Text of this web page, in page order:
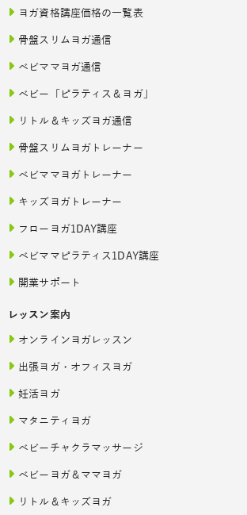
ヨガ資格講座価格の一覧表
骨盤スリムヨガ通信
ベビママヨガ通信
ベビー「ピラティス＆ヨガ」
リトル＆キッズヨガ通信
骨盤スリムヨガトレーナー
ベビママヨガトレーナー
キッズヨガトレーナー
フローヨガ1DAY講座
ベビママピラティス1DAY講座
開業サポート
レッスン案内
オンラインヨガレッスン
出張ヨガ・オフィスヨガ
妊活ヨガ
マタニティヨガ
ベビーチャクラマッサージ
ベビーヨガ＆ママヨガ
リトル＆キッズヨガ